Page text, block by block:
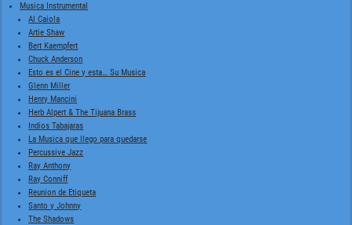
Musica Instrumental
Al Caiola
Artie Shaw
Bert Kaempfert
Chuck Anderson
Esto es el Cine y esta… Su Musica
Glenn Miller
Henry Mancini
Herb Alpert & The Tijuana Brass
Indios Tabajaras
La Musica que llego para quedarse
Percussive Jazz
Ray Anthony
Ray Conniff
Reunion de Etiqueta
Santo y Johnny
The Shadows